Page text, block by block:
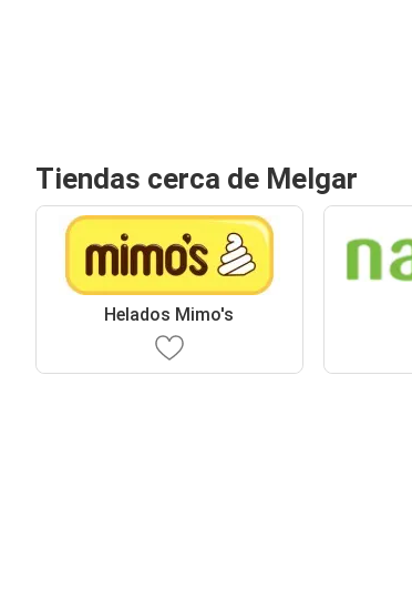
Tiendas cerca de Melgar
Helados Mimo's